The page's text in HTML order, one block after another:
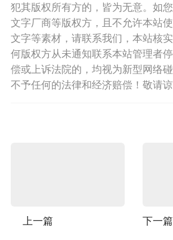
犯其版权所有方的，皆为无意。如
文字厂商等版权方，且不允许本站
文字等素材，请联系我们，本站核
何版权方从未通知联系本站管理者
偿或上诉法院的，均视为新型网络
不予任何的法律和经济赔偿！敬请谅
上一篇 下一篇